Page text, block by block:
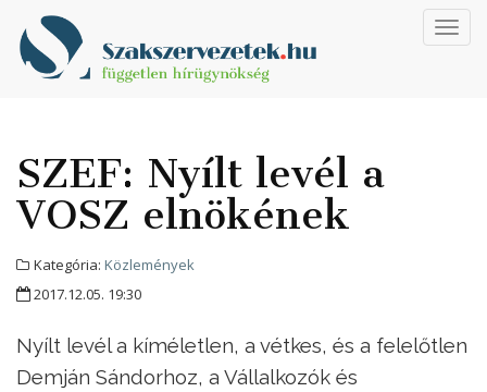
SZEF: Nyílt levél a
VOSZ elnökének
Kategória: Közlemények
2017.12.05. 19:30
Nyílt levél a kíméletlen, a vétkes, és a felelőtlen
Demján Sándorhoz, a Vállalkozók és